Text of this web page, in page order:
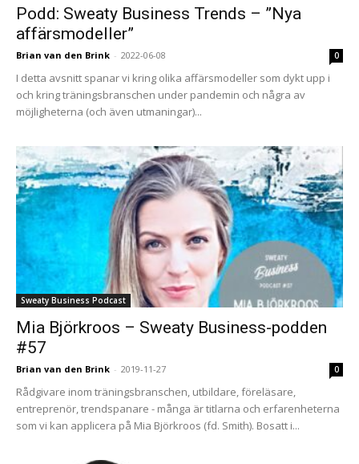
Podd: Sweaty Business Trends – ”Nya
affärsmodeller”
Brian van den Brink - 2022-06-08 0
I detta avsnitt spanar vi kring olika affärsmodeller som dykt upp i
och kring träningsbranschen under pandemin och några av
möjligheterna (och även utmaningar)...
Sweaty Business Podcast
Mia Björkroos – Sweaty Business-podden
#57
Brian van den Brink - 2019-11-27 0
Rådgivare inom träningsbranschen, utbildare, föreläsare,
entreprenör, trendspanare - många är titlarna och erfarenheterna
som vi kan applicera på Mia Björkroos (fd. Smith). Bosatt i...